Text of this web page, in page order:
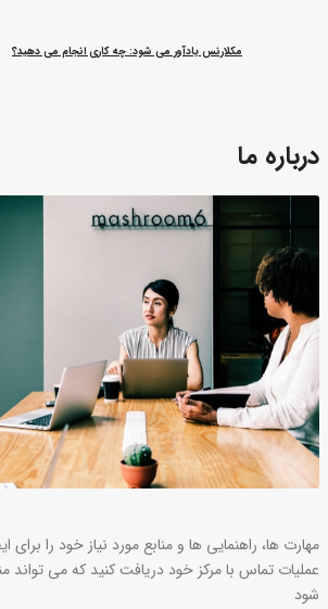
مکلارنس یادآور می شود: چه کاری انجام می دهید؟
درباره ما
مهارت ها، راهنمایی ها و منابع مورد نیاز خود را
عملیات تماس با مرکز خود دریافت کنید که می تواند
شود